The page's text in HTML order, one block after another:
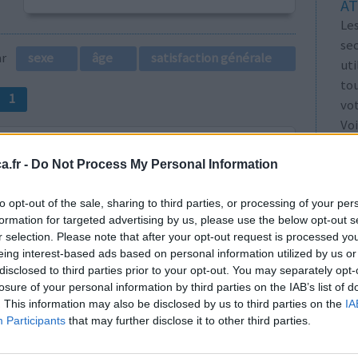
- Do Not Process My Personal Information
opt-out of the sale, sharing to third parties, or processing of your
for targeted advertising by us, please use the below opt-out
selection. Please note that after your opt-out request is processed
interest-based ads based on personal information utilized by us
to third parties prior to your opt-out. You may separately
of your personal information by third parties on the IAB’s list of
This information may also be disclosed by us to third parties on the
Participants that may further disclose it to other third parties.
sexe âge satisfaction générale
1
Quantité effets
secondaires
après le
en
d'être
et encore moins en vacances, cela m'a
j'ai clairement essayé